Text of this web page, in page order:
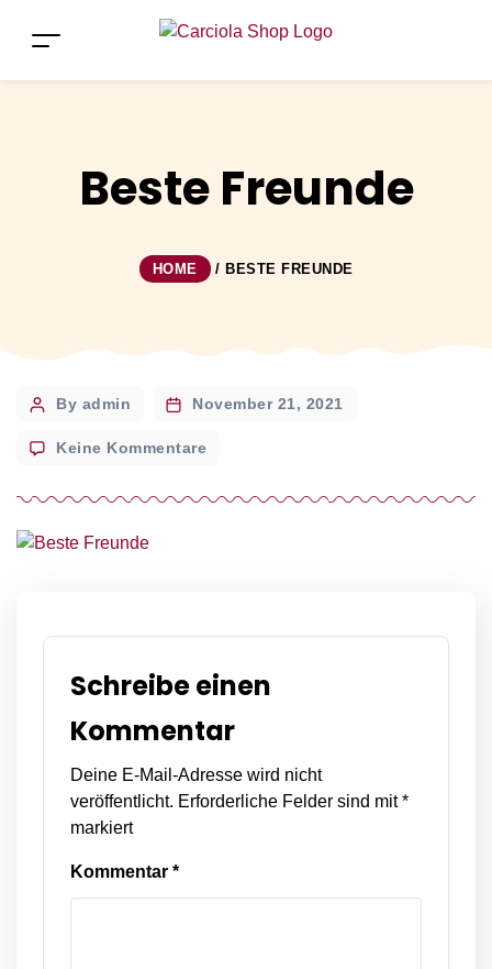
Beste Freunde
HOME / BESTE FREUNDE
PostBy admin November 21, 2021
Keine Kommentarezu
Schreibe einen
Kommentar
Deine E-Mail-Adresse wird nicht
veröffentlicht. Erforderliche Felder sind mit*
markiert
Kommentar *